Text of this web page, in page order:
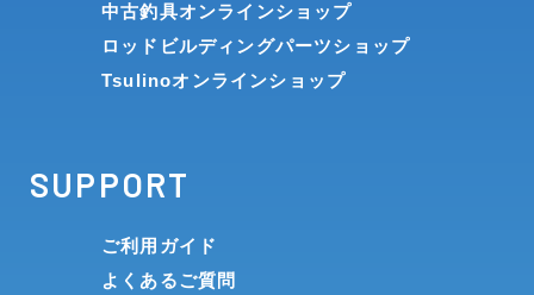
中古釣具オンラインショップ
ロッドビルディングパーツショップ
Tsulinoオンラインショップ
SUPPORT
ご利用ガイド
よくあるご質問